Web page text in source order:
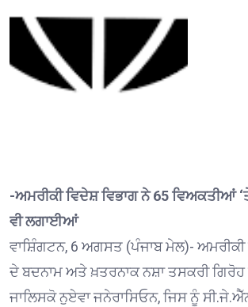
-ਅਮਰੀਕੀ ਵਿਦੇਸ਼ ਵਿਭਾਗ ਨੇ 65 ਵਿਅਕਤੀਆਂ
ਵੀ ਲਗਾਈਆਂ
ਵਾਸ਼ਿੰਗਟਨ, 6 ਅਗਸਤ (ਪੰਜਾਬ ਮੇਲ)-
ਦੇ ਬਦਨਾਮ ਅਤੇ ਖ਼ਤਰਨਾਕ ਨਸ਼ਾ ਤਸਕਰੀ
ਜਾਲਿਸਕੋ ਨੁਏਵਾ ਜਨੇਰਾਸਿਓਨ, ਜਿਸ ਨੂੰ